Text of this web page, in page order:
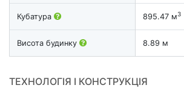
Кубатура 895.47 м3
Висота будинку 8.89 м
ТЕХНОЛОГІЯ І КОНСТРУКЦІЯ